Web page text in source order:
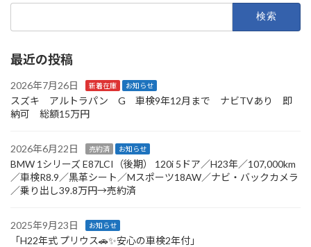
最近の投稿
2026年7月26日 新着在庫 お知らせ
スズキ アルトラパン G 車検9年12月まで ナビTVあり 即
納可 総額15万円
2026年6月22日 売約済 お知らせ
BMW 1シリーズ E87LCI（後期） 120i 5ドア／H23年／107,000km
／車検R8.9／黒革シート／Mスポーツ18AW／ナビ・バックカメラ
／乗り出し39.8万円→売約済
2025年9月23日 お知らせ
「H22年式 プリウス🚗✨安心の車検2年付」